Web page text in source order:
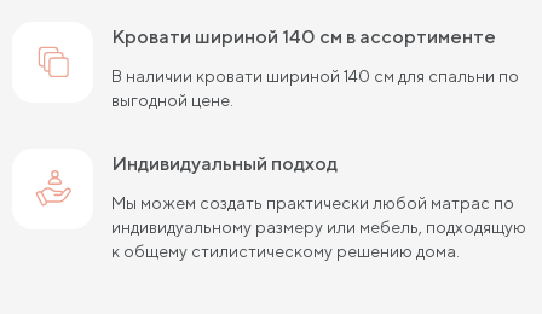
Кровати 90х180 см Кровати 120х180 см
Большие кровати Кровати 80х190 см
Кровати 140х190 см Кровати 160х190 см
Кровати 180х190 см Кровати 200х190 см
кровати шириной 140 см в ассортименте
В наличии кровати шириной 140 см для спальни по
выгодной цене.
Индивидуальный подход
Мы можем создать практически любой матрас по
индивидуальному размеру или мебель, подходящую
к общему стилистическому решению дома.